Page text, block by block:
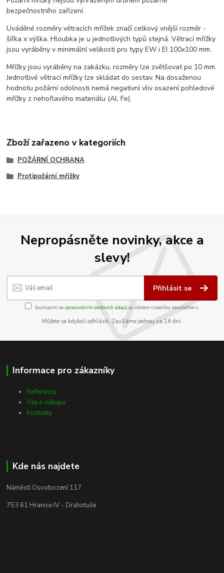
bezpečnostního zařízení.
Uváděné rozměry větracích mřížek značí celkový vnější rozměr -
šířka x výška. Hloubka je u jednotlivých typů stejná. Větrací mřížky
jsou vyráběny v minimální velikosti pro typy EW i EI 100x100 mm.
Mřížky jsou vyráběny na zakázku, rozměry lze zvětšovat po 10 mm.
Jednotlivé větrací mřížky lze skládat do sestav. Na dosaženou
hodnotu požární odolnosti nemá negativní vliv osazení pohledové
mřížky z nehořlavého materiálu (Al, Fe).
Zboží zařazeno v kategoriích
POŽÁRNÍ OCHRANA
Protipožární mřížky
Nepropásněte novinky, akce a
slevy!
Přihlásit se
Souhlasím se zpracováním osobních údajůza účelem rozesílky newsletteru.
Můžete se kdykoli odhlásit. Zasíláme jednou za 14 dní.
Informace pro zákazníky
Reference
Vše o nákupu
Kontakty
Kde nás najdete
Náměstí Osvobození 117
753 61 Hranice IV - Drahotuše